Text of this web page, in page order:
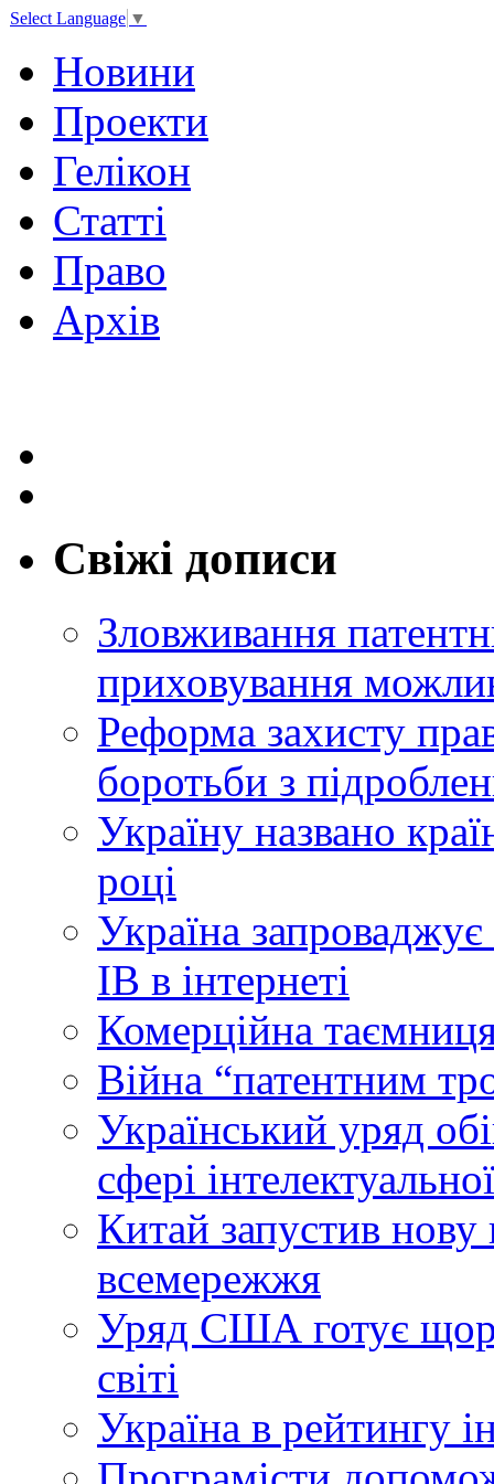
Select Language ▼
Новини
Проекти
Гелікон
Статті
Право
Архів
Свіжі дописи
Зловживання
приховування
Реформа захисту
боротьби з
Україну названо
році
Україна
ІВ в інтернеті
Комерційна
Війна “патентним
Український уряд
сфері
Китай запустив
всемережжя
Уряд США готує
світі
Україна в рейтингу